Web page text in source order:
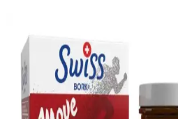
Sülfür Sabunu ile Sırt Aknesi
Kullanım ve Öneriler
Sülfür sabunu, özellikle mantar
tedavi seçeneği olarak öne çıkıyor.
önerileri ile cilt sağlığı korunmalı.